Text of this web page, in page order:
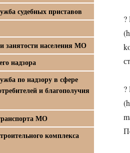
?
?
судебных приставов
занятости населения МО
надзора
по надзору в сфере
и благополучия
МО
комплекса